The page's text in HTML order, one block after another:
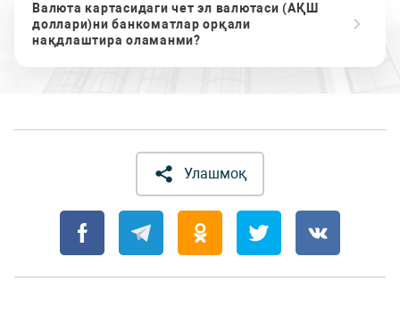
Валюта картасидаги чет эл валютаси (АҚШ
доллари)ни банкоматлар орқали
нақдлаштира оламанми?
Улашмоқ